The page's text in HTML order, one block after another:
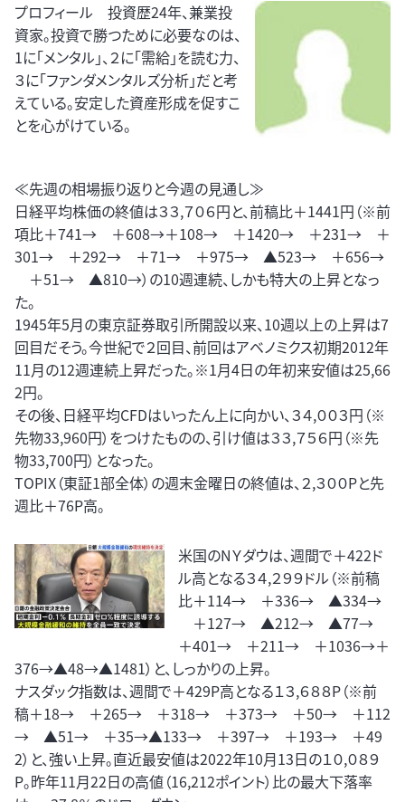
プロフィール 投資歴24年、兼業投
資家。投資で勝つために必要なのは、
1に「メンタル」、２に「需給」を読む力、
３に「ファンダメンタルズ分析」だと考
えている。安定した資産形成を促すこ
とを心がけている。
≪先週の相場振り返りと今週の見通し≫
日経平均株価の終値は３３,７０６円と、前稿比＋1441円（※前
項比＋741→ ＋608→＋108→ ＋1420→ ＋231→ ＋
301→ ＋292→ ＋71→ ＋975→ ▲523→ ＋656→
＋51→ ▲810→）の10週連続、しかも特大の上昇となっ
た。
1945年5月の東京証券取引所開設以来、10週以上の上昇は7
回目だそう。今世紀で２回目、前回はアベノミクス初期2012年
11月の12週連続上昇だった。※1月4日の年初来安値は25,66
2円。
その後、日経平均CFDはいったん上に向かい、３４,００３円（※
先物33,960円）をつけたものの、引け値は３３,７５６円（※先
物33,700円）となった。
TOPIX（東証1部全体）の週末金曜日の終値は、２,３００Pと先
週比＋76P高。
米国のNＹダウは、週間で＋422ド
ル高となる３４,２９９ドル（※前稿
比＋114→ ＋336→ ▲334→
＋127→ ▲212→ ▲77→
＋401→ ＋211→ ＋1036→＋
376→▲48→▲1481）と、しっかりの上昇。
ナスダック指数は、週間で＋429P高となる１３,６８８P（※前
稿＋18→ ＋265→ ＋318→ ＋373→ ＋50→ ＋112
→ ▲51→ ＋35→▲133→ ＋397→ ＋193→ ＋49
2）と、強い上昇。直近最安値は2022年10月13日の１０,０８９
P。昨年11月22日の高値（16,212ポイント）比の最大下落率